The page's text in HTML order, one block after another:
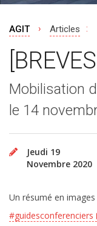
AGIT › Articles :
Mobilisation
le 14
Jeudi 19
Novembre 2020
Un résumé en
#guidesconferenciers